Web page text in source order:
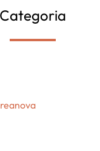
Categoria